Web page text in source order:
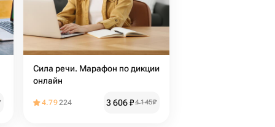
Сила речи. Марафон по дикции
онлайн
4.79224 3 606₽4 145₽